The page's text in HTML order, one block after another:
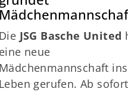
DieJSG Basche United
eine neue
Mädchenmannschaft ins
Leben gerufen. Ab sofort